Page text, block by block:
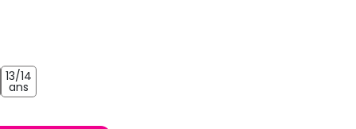
12/13 ans
13/14
ans